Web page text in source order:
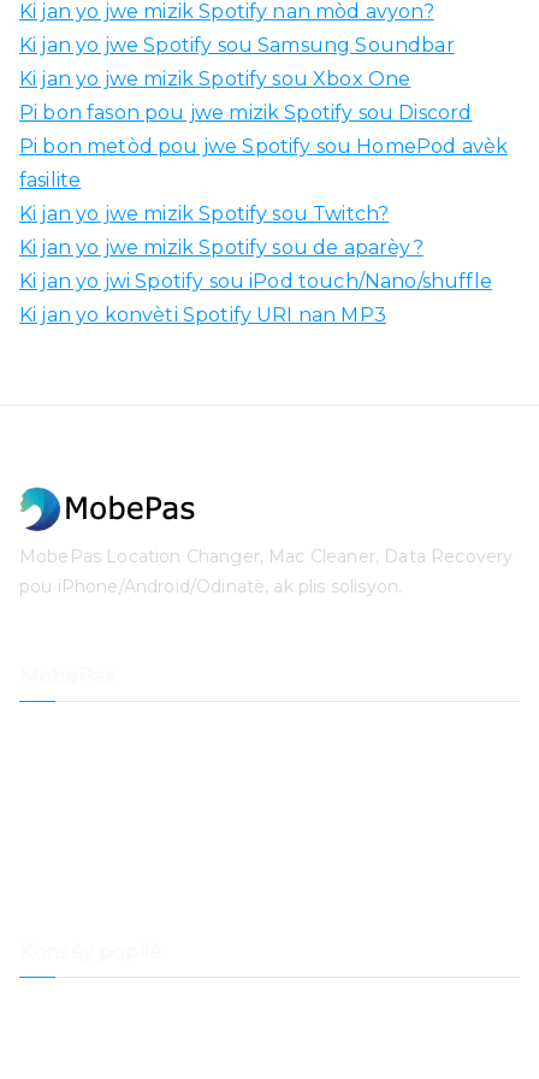
Ki jan yo jwe mizik Spotify nan mòd avyon?
Ki jan yo jwe Spotify sou Samsung Soundbar
Ki jan yo jwe mizik Spotify sou Xbox One
Pi bon fason pou jwe mizik Spotify sou Discord
Pi bon metòd pou jwe Spotify sou HomePod avèk
fasilite
Ki jan yo jwe mizik Spotify sou Twitch?
Ki jan yo jwe mizik Spotify sou de aparèy?
Ki jan yo jwi Spotify sou iPod touch/Nano/shuffle
Ki jan yo konvèti Spotify URI nan MP3
MobePas Location Changer, Mac Cleaner, Data Recovery
pou iPhone/Android/Odinatè, ak plis solisyon.